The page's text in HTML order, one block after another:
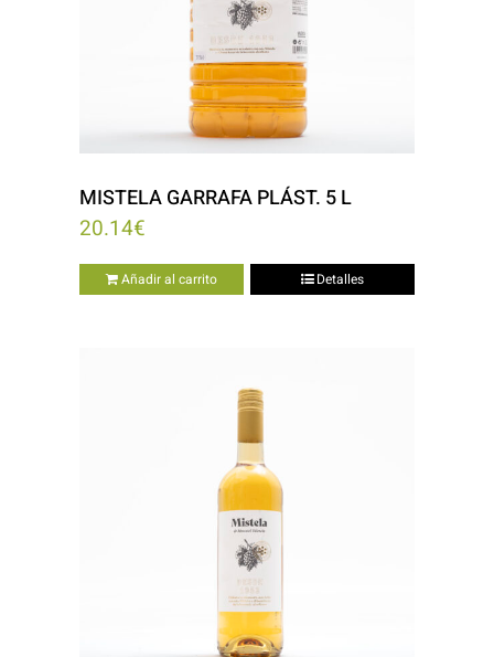
MISTELA GARRAFA PLÁST. 5 L
20.14€
Añadir al carrito Detalles